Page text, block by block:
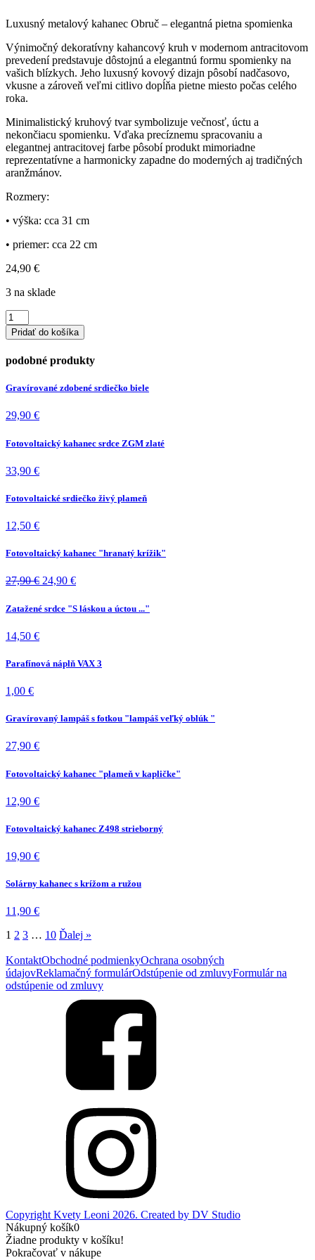
Luxusný metalový kahanec Obruč – elegantná pietna spomienka
Výnimočný dekoratívny kahancový kruh v modernom antracitovom
prevedení predstavuje dôstojnú a elegantnú formu spomienky na
vašich blízkych. Jeho luxusný kovový dizajn pôsobí nadčasovo,
vkusne a zároveň veľmi citlivo dopĺňa pietne miesto počas celého
roka.
Minimalistický kruhový tvar symbolizuje večnosť, úctu a
nekončiacu spomienku. Vďaka precíznemu spracovaniu a
elegantnej antracitovej farbe pôsobí produkt mimoriadne
reprezentatívne a harmonicky zapadne do moderných aj tradičných
aranžmánov.
Rozmery:
• výška: cca 31 cm
• priemer: cca 22 cm
24,90 €
3 na sklade
množstvo
Luxusný
metalový
Obruč
Pridať do košíka
podobné produkty
Gravírované zdobené srdiečko biele
29,90 €
Fotovoltaický kahanec srdce ZGM zlaté
33,90 €
Fotovoltaické srdiečko živý plameň
12,50 €
Fotovoltaický kahanec "hranatý krížik"
27,90€ Pôvodná
bola:
24,90 €Aktuálna
je:
Zatažené srdce "S láskou a úctou ..."
14,50 €
Parafínová náplň VAX 3
1,00 €
Gravírovaný lampáš s fotkou "lampáš veľký oblúk "
27,90 €
Fotovoltaický kahanec "plameň v kapličke"
12,90 €
Fotovoltaický kahanec Z498 strieborný
19,90 €
Solárny kahanec s krížom a ružou
11,90 €
1 2 3 … 10 Ďalej »
KontaktObchodné podmienkyOchrana osobných
údajovReklamačný formulárOdstúpenie od zmluvyFormulár na
odstúpenie od zmluvy
Copyright Kvety Leoni 2026. Created by DV Studio
Nákupný košík0
Žiadne produkty v košíku!
Pokračovať v nákupe